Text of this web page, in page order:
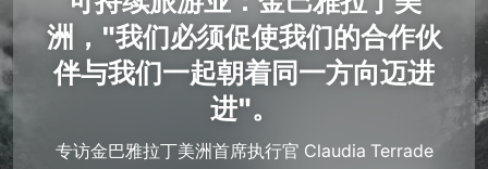
洲，"我们必须促使我们的合作伙
伴与我们一起朝着同一方向迈进
进"。
专访金巴雅拉丁美洲首席执行官 Claudia Terrade